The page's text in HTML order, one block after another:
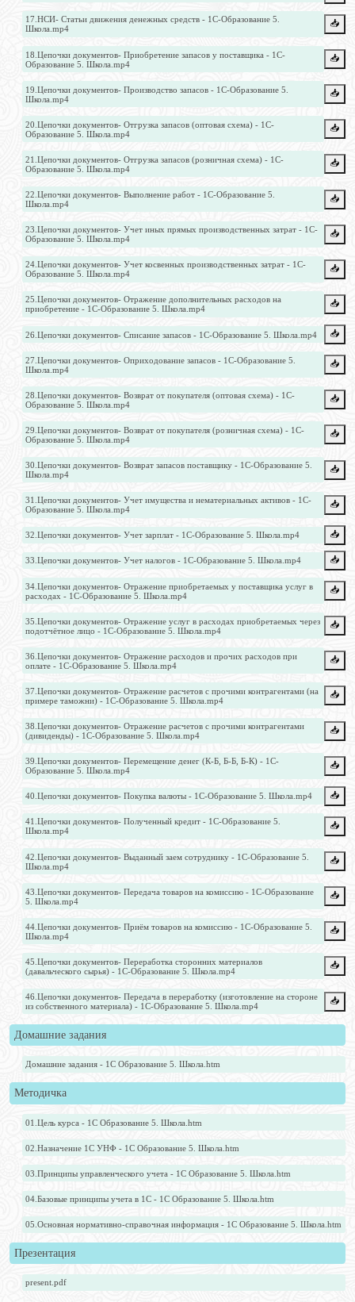
17.НСИ- Статьи движения денежных средств - 1С-Образование 5.
Школа.mp4
📥️
18.Цепочки документов- Приобретение запасов у поставщика - 1С-
Образование 5. Школа.mp4
📥️
19.Цепочки документов- Производство запасов - 1С-Образование 5.
Школа.mp4
📥️
20.Цепочки документов- Отгрузка запасов (оптовая схема) - 1С-
Образование 5. Школа.mp4
📥️
21.Цепочки документов- Отгрузка запасов (розничная схема) - 1С-
Образование 5. Школа.mp4
📥️
22.Цепочки документов- Выполнение работ - 1С-Образование 5.
Школа.mp4
📥️
23.Цепочки документов- Учет иных прямых производственных затрат - 1С-
Образование 5. Школа.mp4
📥️
24.Цепочки документов- Учет косвенных производственных затрат - 1С-
Образование 5. Школа.mp4
📥️
25.Цепочки документов- Отражение дополнительных расходов на
приобретение - 1С-Образование 5. Школа.mp4
📥️
26.Цепочки документов- Списание запасов - 1С-Образование 5. Школа.mp4 📥️
27.Цепочки документов- Оприходование запасов - 1С-Образование 5.
Школа.mp4
📥️
28.Цепочки документов- Возврат от покупателя (оптовая схема) - 1С-
Образование 5. Школа.mp4
📥️
29.Цепочки документов- Возврат от покупателя (розничная схема) - 1С-
Образование 5. Школа.mp4
📥️
30.Цепочки документов- Возврат запасов поставщику - 1С-Образование 5.
Школа.mp4
📥️
31.Цепочки документов- Учет имущества и нематериальных активов - 1С-
Образование 5. Школа.mp4
📥️
32.Цепочки документов- Учет зарплат - 1С-Образование 5. Школа.mp4 📥️
33.Цепочки документов- Учет налогов - 1С-Образование 5. Школа.mp4 📥️
34.Цепочки документов- Отражение приобретаемых у поставщика услуг в
расходах - 1С-Образование 5. Школа.mp4
📥️
35.Цепочки документов- Отражение услуг в расходах приобретаемых через
подотчётное лицо - 1С-Образование 5. Школа.mp4
📥️
36.Цепочки документов- Отражение расходов и прочих расходов при
оплате - 1С-Образование 5. Школа.mp4
📥️
37.Цепочки документов- Отражение расчетов с прочими контрагентами (на
примере таможни) - 1С-Образование 5. Школа.mp4
📥️
38.Цепочки документов- Отражение расчетов с прочими контрагентами
(дивиденды) - 1С-Образование 5. Школа.mp4
📥️
39.Цепочки документов- Перемещение денег (К-Б, Б-Б, Б-К) - 1С-
Образование 5. Школа.mp4
📥️
40.Цепочки документов- Покупка валюты - 1С-Образование 5. Школа.mp4 📥️
41.Цепочки документов- Полученный кредит - 1С-Образование 5.
Школа.mp4
📥️
42.Цепочки документов- Выданный заем сотруднику - 1С-Образование 5.
Школа.mp4
📥️
43.Цепочки документов- Передача товаров на комиссию - 1С-Образование
5. Школа.mp4
📥️
44.Цепочки документов- Приём товаров на комиссию - 1С-Образование 5.
Школа.mp4
📥️
45.Цепочки документов- Переработка сторонних материалов
(давальческого сырья) - 1С-Образование 5. Школа.mp4
📥️
46.Цепочки документов- Передача в переработку (изготовление на стороне
из собственного материала) - 1С-Образование 5. Школа.mp4
📥️
Домашние задания
Домашние задания - 1С Образование 5. Школа.htm
Методичка
01.Цель курса - 1С Образование 5. Школа.htm
02.Назначение 1С УНФ - 1С Образование 5. Школа.htm
03.Принципы управленческого учета - 1С Образование 5. Школа.htm
04.Базовые принципы учета в 1С - 1С Образование 5. Школа.htm
05.Основная нормативно-справочная информация - 1С Образование 5. Школа.htm
Презентация
present.pdf